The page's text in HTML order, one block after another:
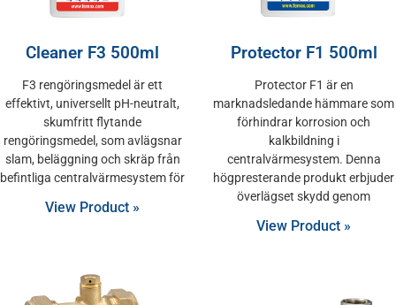
Cleaner F3 500ml
F3 rengöringsmedel är ett
effektivt, universellt pH-neutralt,
skumfritt flytande
rengöringsmedel, som avlägsnar
slam, beläggning och skräp från
befintliga centralvärmesystem för
View Product »
Protector F1 500ml
Protector F1 är en
marknadsledande hämmare som
förhindrar korrosion och
kalkbildning i
centralvärmesystem. Denna
högpresterande produkt erbjuder
överlägset skydd genom
View Product »